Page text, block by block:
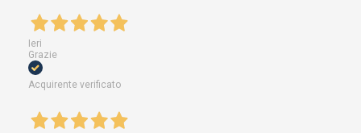
Ieri
Grazie
Acquirente verificato